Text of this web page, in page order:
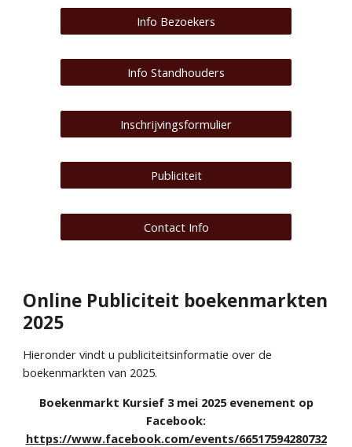
Info Bezoekers
Info Standhouders
Inschrijvingsformulier
Publiciteit
Contact Info
Online Publiciteit boekenmarkten
2025
Hieronder vindt u publiciteitsinformatie over de
boekenmarkten van 2025.
Boekenmarkt Kursief 3 mei 2025 evenement op
Facebook:
https://www.facebook.com/events/66517594280732